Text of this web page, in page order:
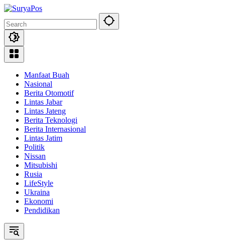
Skip
content
Manfaat Buah
Nasional
Berita Otomotif
Lintas Jabar
Lintas Jateng
Berita Teknologi
Berita Internasional
Lintas Jatim
Politik
Nissan
Mitsubishi
Rusia
LifeStyle
Ukraina
Ekonomi
Pendidikan